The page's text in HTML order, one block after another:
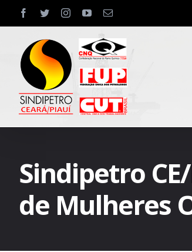
to
content
facebook
twitterinstagram
youtubeEmail
Sindipetro
de Mulheres